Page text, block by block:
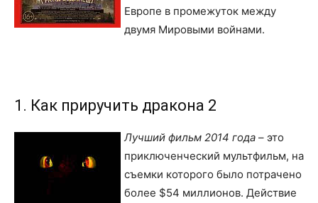
Европе в промежуток между
двумя Мировыми войнами.
1. Как приручить дракона 2
Лучший фильм 2014 года – это
приключенческий мультфильм, на
съемки которого было потрачено
более $54 миллионов. Действие